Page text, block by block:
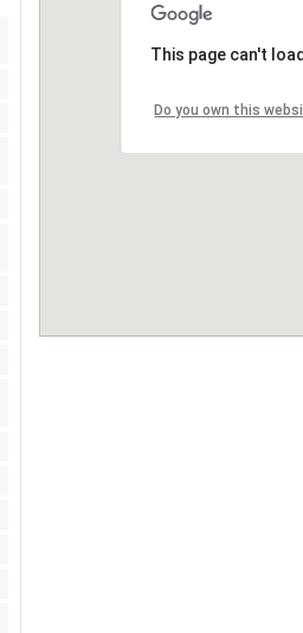
This page can't
Do you own this